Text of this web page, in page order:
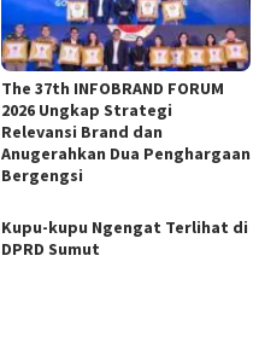
The 37th INFOBRAND FORUM
2026 Ungkap Strategi
Relevansi Brand dan
Anugerahkan Dua Penghargaan
Bergengsi
Kupu-kupu Ngengat Terlihat di
DPRD Sumut